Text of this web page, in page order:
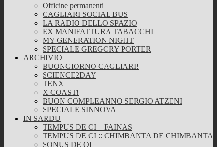
Officine permanenti
CAGLIARI SOCIAL BUS
LA RADIO DELLO SPAZIO
EX MANIFATTURA TABACCHI
MY GENERATION NIGHT
SPECIALE GREGORY PORTER
ARCHIVIO
BUONGIORNO CAGLIARI!
SCIENCE2DAY
TENX
X COAST!
BUON COMPLEANNO SERGIO ATZENI
SPECIALE SINNOVA
IN SARDU
TEMPUS DE OI – FAINAS
TEMPUS DE OI :: CHIMBANTA DE CHIMBANTA
SONUS DE OI